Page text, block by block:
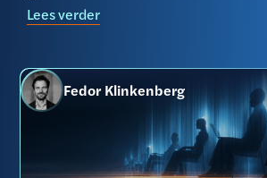
Lees verder
Fedor Klinkenberg